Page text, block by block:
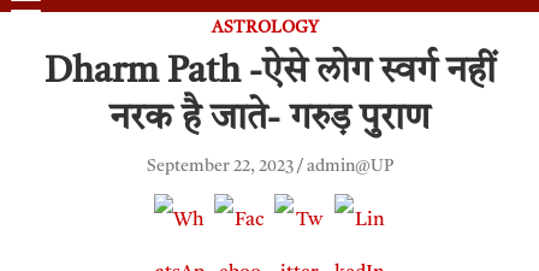
ASTROLOGY
Dharm Path -ऐसे लोग स्वर्ग नहीं
नरक है जाते- गरुड़ पुराण
September 22, 2023 admin@UP